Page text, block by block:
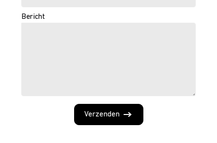
Bericht
Verzenden